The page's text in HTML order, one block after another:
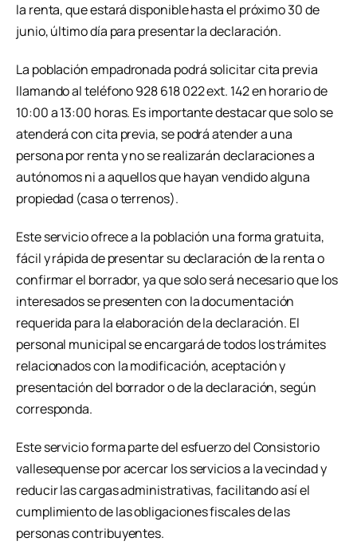
la renta, que estará disponible hasta el próximo 30 de
junio, último día para presentar la declaración.
La población empadronada podrá solicitar cita previa
llamando al teléfono 928 618 022 ext. 142 en horario de
10:00 a 13:00 horas. Es importante destacar que solo se
atenderá con cita previa, se podrá atender a una
persona por renta y no se realizarán declaraciones a
autónomos ni a aquellos que hayan vendido alguna
propiedad (casa o terrenos).
Este servicio ofrece a la población una forma gratuita,
fácil y rápida de presentar su declaración de la renta o
confirmar el borrador, ya que solo será necesario que los
interesados se presenten con la documentación
requerida para la elaboración de la declaración. El
personal municipal se encargará de todos los trámites
relacionados con la modificación, aceptación y
presentación del borrador o de la declaración, según
corresponda.
Este servicio forma parte del esfuerzo del Consistorio
vallesequense por acercar los servicios a la vecindad y
reducir las cargas administrativas, facilitando así el
cumplimiento de las obligaciones fiscales de las
personas contribuyentes.